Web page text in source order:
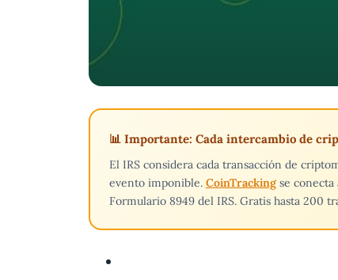
📊 Importante: Cada intercambio de
El IRS considera cada transacción de
evento imponible. CoinTrackingse conecta
Formulario 8949 del IRS. Gratis hasta 200